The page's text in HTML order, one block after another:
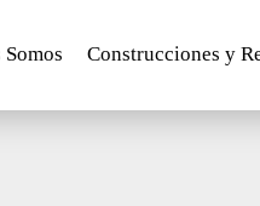
Construcciones y